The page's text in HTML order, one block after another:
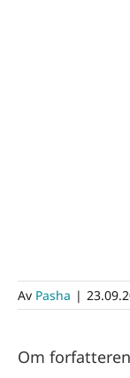
Av Pasha |
Om